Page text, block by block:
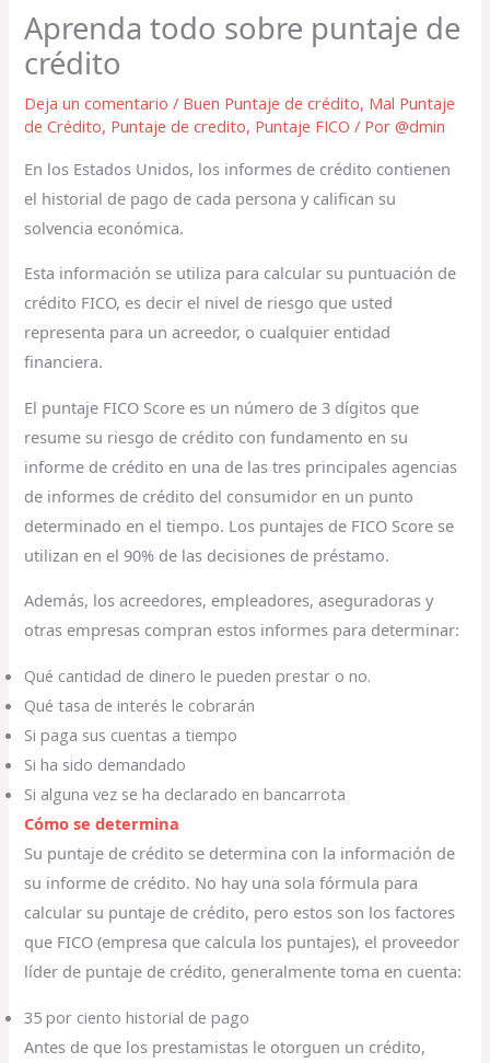
Aprenda todo sobre puntaje de
crédito
Deja un comentario / Buen Puntaje de crédito, Mal Puntaje
de Crédito, Puntaje de credito, Puntaje FICO / Por@dmin
En los Estados Unidos, los informes de crédito contienen
el historial de pago de cada persona y califican su
solvencia económica.
Esta información se utiliza para calcular su puntuación de
crédito FICO, es decir el nivel de riesgo que usted
representa para un acreedor, o cualquier entidad
financiera.
El puntaje FICO Score es un número de 3 dígitos que
resume su riesgo de crédito con fundamento en su
informe de crédito en una de las tres principales agencias
de informes de crédito del consumidor en un punto
determinado en el tiempo. Los puntajes de FICO Score se
utilizan en el 90% de las decisiones de préstamo.
Además, los acreedores, empleadores, aseguradoras y
otras empresas compran estos informes para determinar:
Qué cantidad de dinero le pueden prestar o no.
Qué tasa de interés le cobrarán
Si paga sus cuentas a tiempo
Si ha sido demandado
Si alguna vez se ha declarado en bancarrota
Cómo se determina
Su puntaje de crédito se determina con la información de
su informe de crédito. No hay una sola fórmula para
calcular su puntaje de crédito, pero estos son los factores
que FICO (empresa que calcula los puntajes), el proveedor
líder de puntaje de crédito, generalmente toma en cuenta:
35 por ciento historial de pago
Antes de que los prestamistas le otorguen un crédito,